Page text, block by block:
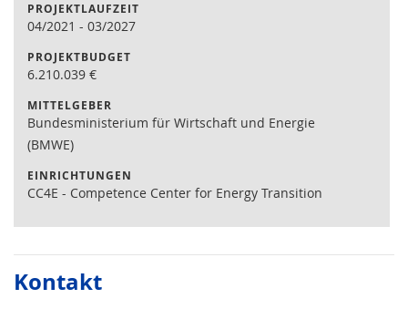
PROJEKTLAUFZEIT
04/2021 - 03/2027
PROJEKTBUDGET
6.210.039 €
MITTELGEBER
Bundesministerium für Wirtschaft und Energie
(BMWE)
EINRICHTUNGEN
CC4E - Competence Center for Energy Transition
Kontakt